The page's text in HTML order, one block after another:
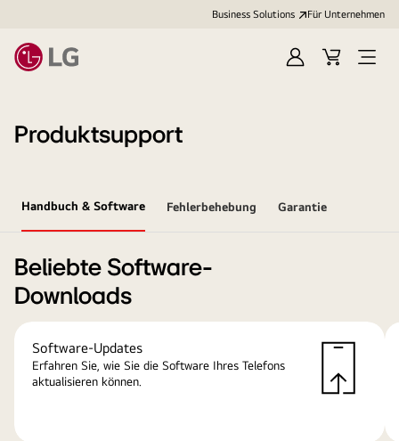
Business Solutions Für Unternehmen
Anmelden
Cart
Open
Produktsupport
Handbuch & Software Fehlerbehebung Garantie
Beliebte Software-
Downloads
Software-Updates
Erfahren Sie, wie Sie die Software Ihres Telefons
aktualisieren können.